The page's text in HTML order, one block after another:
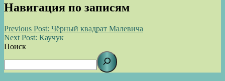
Навигация по записям
Previous Post: Чёрный квадрат Малевича
Next Post: Каучук
Поиск